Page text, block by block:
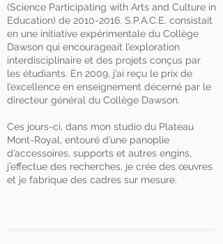
(Science Participating with Arts and Culture in
Education) de 2010-2016. S.P.A.C.E. consistait
en une initiative expérimentale du Collège
Dawson qui encourageait l’exploration
interdisciplinaire et des projets conçus par
les étudiants. En 2009, j’ai reçu le prix de
l’excellence en enseignement décerné par le
directeur général du Collège Dawson.
Ces jours-ci, dans mon studio du Plateau
Mont-Royal, entouré d’une panoplie
d’accessoires, supports et autres engins,
j’effectue des recherches, je crée des œuvres
et je fabrique des cadres sur mesure.